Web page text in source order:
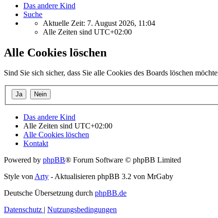
Das andere Kind
Suche
Aktuelle Zeit: 7. August 2026, 11:04
Alle Zeiten sind UTC+02:00
Alle Cookies löschen
Sind Sie sich sicher, dass Sie alle Cookies des Boards löschen
Das andere Kind
Alle Zeiten sind UTC+02:00
Alle Cookies löschen
Kontakt
Powered by phpBB® Forum Software © phpBB Limited
Style von Arty - Aktualisieren phpBB 3.2 von MrGaby
Deutsche Übersetzung durch phpBB.de
Datenschutz | Nutzungsbedingungen